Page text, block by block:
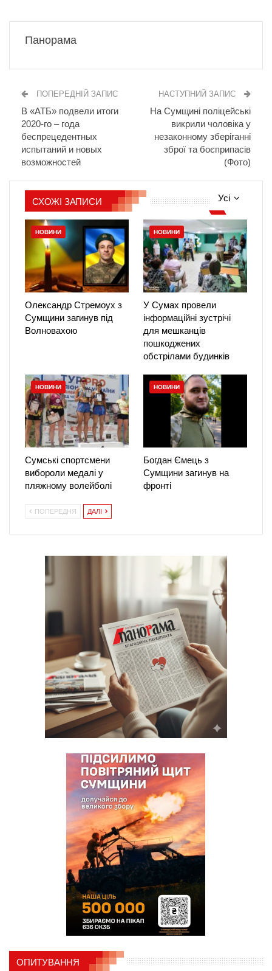
Панорама
ПОПЕРЕДНІЙ ЗАПИС
В «АТБ» подвели итоги
2020-го – года
беспрецедентных
испытаний и новых
возможностей
НАСТУПНИЙ ЗАПИС
На Сумщині поліцейські
викрили чоловіка у
незаконному зберіганні
зброї та боєприпасів
(Фото)
Усі
СХОЖІ ЗАПИСИ
НОВИНИ
Олександр Стремоух з
Сумщини загинув під
Волновахою
НОВИНИ
У Сумах провели
інформаційні зустрічі
для мешканців
пошкоджених
обстрілами будинків
НОВИНИ
Сумські спортсмени
вибороли медалі у
пляжному волейболі
НОВИНИ
Богдан Ємець з
Сумщини загинув на
фронті
ПОПЕРЕДНЯ ДАЛІ
ОПИТУВАННЯ